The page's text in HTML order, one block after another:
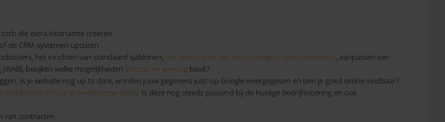
die extra kastruimte creëren
de CRM-systemen updaten
het inrichten van standaard sjablonen, het uitschrijven van een strategisch personeelsplan, aanpassen van
bekijken welke mogelijkheden selectie en werving biedt?
Is je website nog up to date, worden jouw gegevens juist op Google weergegeven en ben je goed online vindbaar?
kijk kritisch naar je ondernemersplan. Is deze nog steeds passend bij de huidige bedrijfsvoering en ook
van contracten